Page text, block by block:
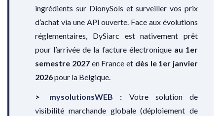
ingrédients sur DionySols et surveiller vos prix
d’achat via une API ouverte. Face aux évolutions
réglementaires, DySiarc est nativement prêt
pour l’arrivée de la facture électronique au 1er
semestre 2027en France et dès le 1er janvier
2026pour la Belgique.
mysolutionsWEB : Votre solution de
visibilité marchande globale (déploiement de